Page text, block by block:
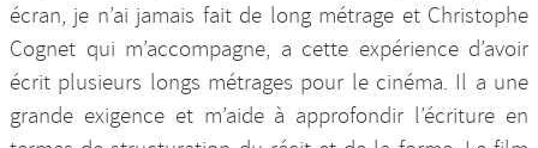
écran, je n’ai jamais fait de long métrage et Christophe
Cognet qui m’accompagne, a cette expérience d’avoir
écrit plusieurs longs métrages pour le cinéma. Il a une
grande exigence et m’aide à approfondir l’écriture en